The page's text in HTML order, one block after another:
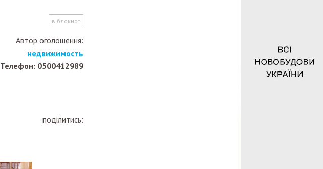
в блокнот
Автор оголошення:
недвижимость
Телефон: 0500412989
поділитись: